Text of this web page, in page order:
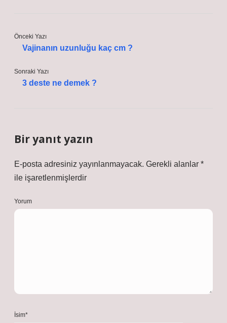
Önceki Yazı
Vajinanın uzunluğu kaç cm ?
Sonraki Yazı
3 deste ne demek ?
Bir yanıt yazın
E-posta adresiniz yayınlanmayacak. Gerekli alanlar *
ile işaretlenmişlerdir
Yorum
İsim*